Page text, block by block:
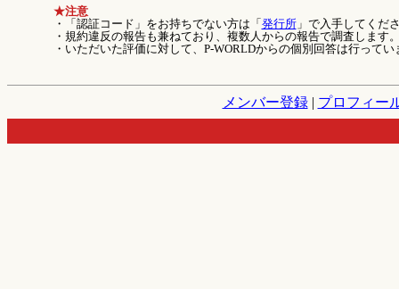
★注意
・「認証コード」をお持ちでない方は「 発行所」で入手してくだ
・規約違反の報告も兼ねており、複数人からの報告で調査します
・いただいた評価に対して、P-WORLDからの個別回答は行ってい
メンバー登録| プロフィー